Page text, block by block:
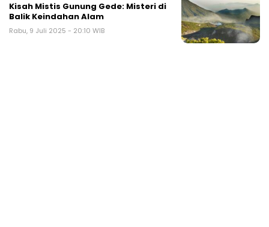
Kisah Mistis Gunung Gede: Misteri di
Balik Keindahan Alam
Rabu, 9 Juli 2025 - 20:10 WIB